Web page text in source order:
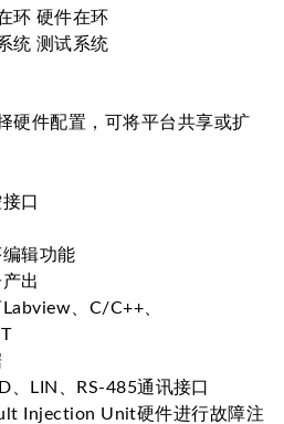
硬件配置，可将平台共享或扩
口
辑功能
出
、C/C++、
、LIN、RS-485通讯接口
Injection Unit硬件进行故障注